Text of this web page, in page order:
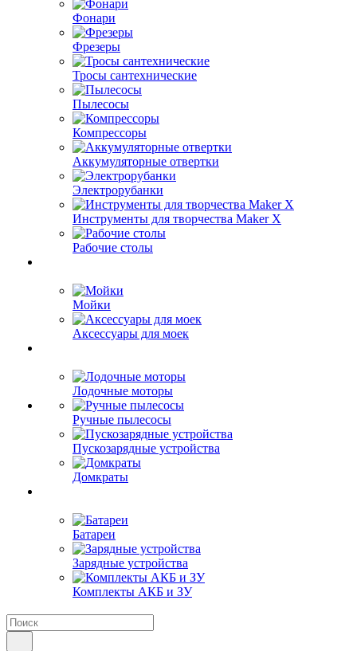
Фонари
Фрезеры
Тросы сантехнические
Пылесосы
Компрессоры
Аккумуляторные отвертки
Электрорубанки
Инструменты для творчества Maker X
Рабочие столы
Мойки
Аксессуары для моек
Лодочные моторы
Ручные пылесосы
Пускозарядные устройства
Домкраты
Батареи
Зарядные устройства
Комплекты АКБ и ЗУ